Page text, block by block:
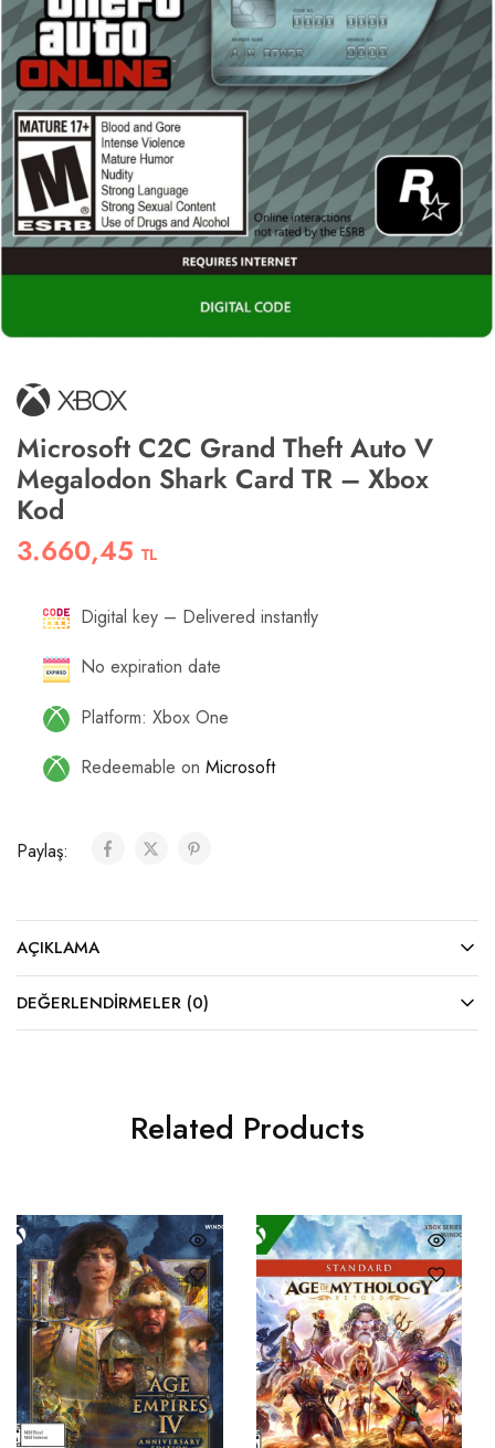
Microsoft C2C Grand Theft Auto V
Megalodon Shark Card TR – Xbox
Kod
3.660,45 TL
Digital key – Delivered instantly
No expiration date
Platform: Xbox One
Redeemable on Microsoft
Paylaş:
AÇIKLAMA
DEĞERLENDIRMELER (0)
Related Products